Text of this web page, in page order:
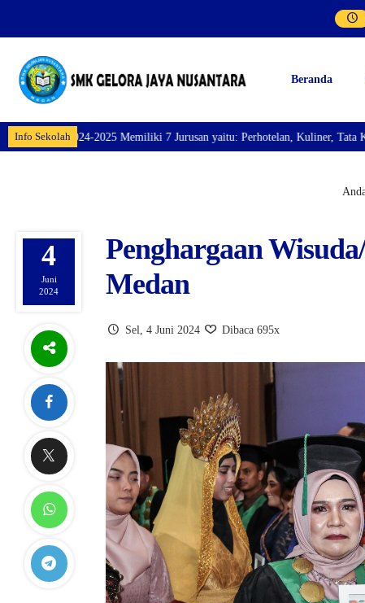
Beranda
Info Sekolah
yaitu: Perhotelan, Kuliner, Tata Kecantikan, Tata Busana, Teknik
4
Juni
2024
Penghargaan
Medan
Sel, 4 Juni 2024 Dibaca 695x